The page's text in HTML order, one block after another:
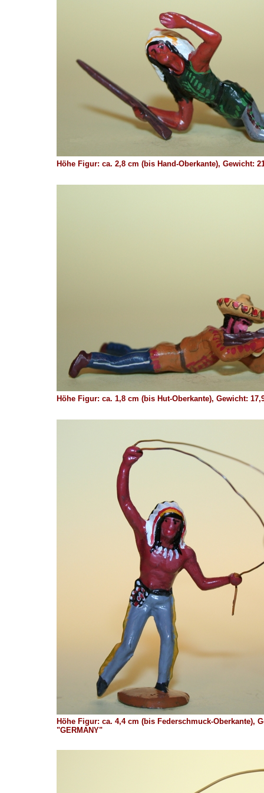
Höhe Figur: ca. 2,8 cm (bis Hand-Oberkante), Gewicht:
Höhe Figur: ca. 1,8 cm (bis Hut-Oberkante), Gewicht:
Höhe Figur: ca. 4,4 cm (bis Federschmuck-Oberkante),
"GERMANY"